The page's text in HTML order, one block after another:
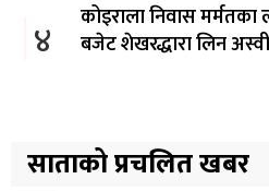
४
कोइराला निवास
बजेट शेखरद्धारा लिन
५
ठक्कर दिँदा किशोरको मृत्यु
२२ घण्टा अघि
साताको प्रचलित खबर